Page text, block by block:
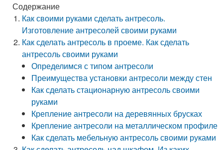
Содержание
Как своими руками сделать антресоль.
Изготовление антресолей своими руками
Как сделать антресоль в проеме. Как сделать
антресоль своими руками
Определимся с типом антресоли
Преимущества установки антресоли между стен
Как сделать стационарную антресоль своими
руками
Крепление антресоли на деревянных брусках
Крепление антресоли на металлическом профиле
Как сделать мебельную антресоль своими руками